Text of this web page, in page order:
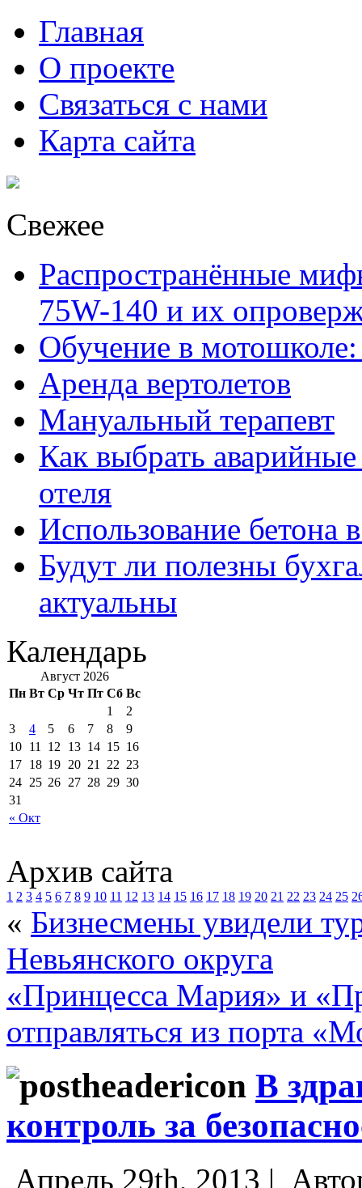
Главная
О проекте
Связаться с нами
Карта сайта
Свежее
Распространённые
75W-140 и их
Обучение в
Аренда вертолетов
Мануальный терапевт
Как выбрать
отеля
Использование бетона
Будут ли полезны
актуальны
Календарь
Август 2026
Пн Вт Ср Чт Пт Сб Вс
« Окт
1
2
3
4 5 6 7 8
9
10 11 12 13 14 15 16
17 18 19 20 21 22 23
24 25 26 27 28 29 30
31
Архив сайта
1 2 3 4 5 6 7 8 9 10 11 12 13 14 15 16 17 18 19 20 21 22 23 24 25
« Бизнесмены увидели
Невьянского округа
«Принцесса Мария» и
отправляться из порта
В
контроль за
Апрель 29th, 2013 |